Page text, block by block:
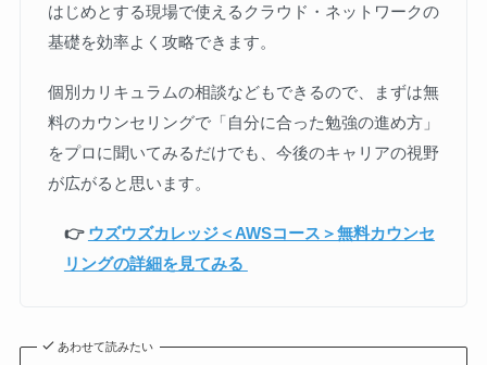
はじめとする現場で使えるクラウド・ネットワークの
基礎を効率よく攻略できます。
個別カリキュラムの相談などもできるので、まずは無
料のカウンセリングで「自分に合った勉強の進め方」
をプロに聞いてみるだけでも、今後のキャリアの視野
が広がると思います。
👉 ウズウズカレッジ＜AWSコース＞無料カウンセ
リングの詳細を見てみる
あわせて読みたい